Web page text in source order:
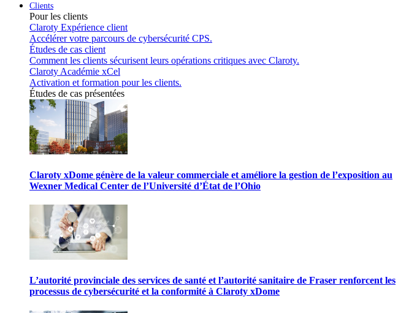
Clients
Pour les clients
Claroty Expérience client
Accélérer votre parcours de cybersécurité CPS.
Études de cas client
Comment les clients sécurisent leurs opérations critiques avec Claroty.
Claroty Académie xCel
Activation et formation pour les clients.
Études de cas présentées
Claroty xDome génère de la valeur commerciale et améliore la gestion de l’exposition au
Wexner Medical Center de l’Université d’État de l’Ohio
L’autorité provinciale des services de santé et l’autorité sanitaire de Fraser renforcent les
processus de cybersécurité et la conformité à Claroty xDome